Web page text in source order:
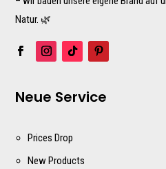
Natur. 🌿
Neue Service
Prices Drop
New Products